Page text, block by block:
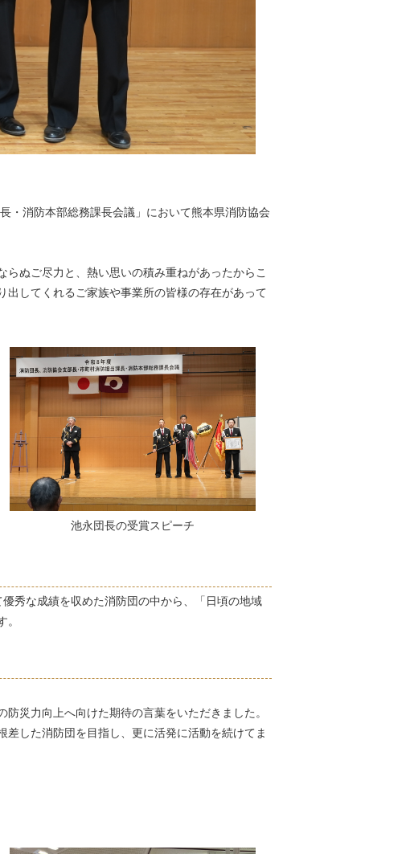
・消防本部総務課長会議」において熊本県消防協会
ぬご尽力と、熱い思いの積み重ねがあったからこ
してくれるご家族や事業所の皆様の存在があって
池永団長の受賞スピーチ
秀な成績を収めた消防団の中から、「日頃の地域
災力向上へ向けた期待の言葉をいただきました。
した消防団を目指し、更に活発に活動を続けてま